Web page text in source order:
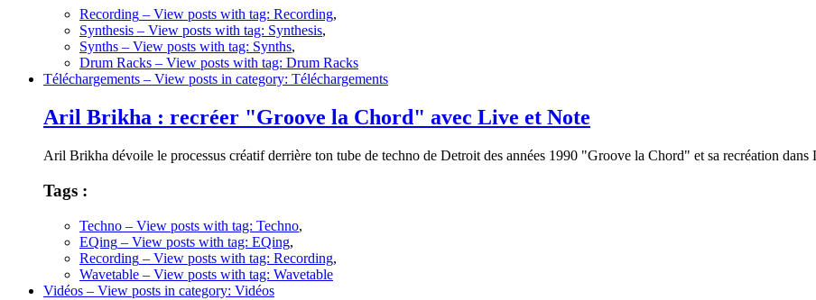
Recording – View posts with tag: Recording,
Synthesis – View posts with tag: Synthesis,
Synths – View posts with tag: Synths,
Drum Racks – View posts with tag: Drum Racks
Téléchargements – View posts in category: Téléchargements
Aril Brikha : recréer "Groove la Chord" avec Live et Note
Aril Brikha dévoile le processus créatif derrière ton tube de techno de Detroit des années 1990 "Groove la Chord" et sa recréation dans
Tags :
Techno – View posts with tag: Techno,
EQing – View posts with tag: EQing,
Recording – View posts with tag: Recording,
Wavetable – View posts with tag: Wavetable
Vidéos – View posts in category: Vidéos